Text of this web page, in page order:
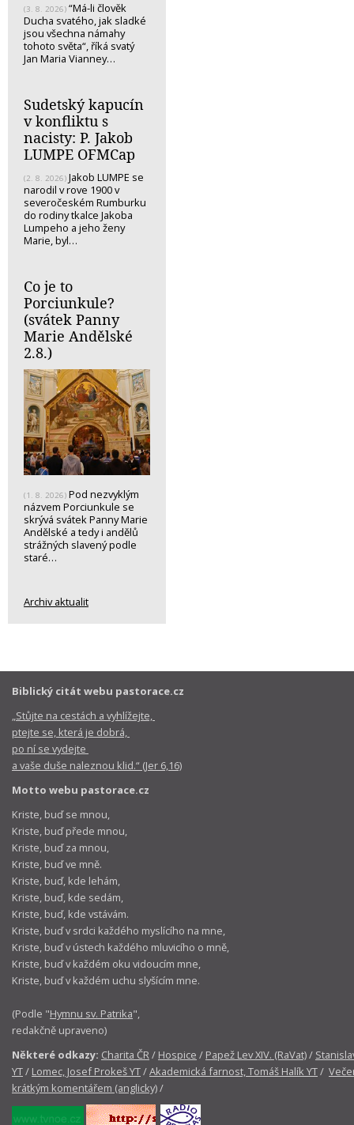
(3. 8. 2026) “Má-li člověk
Ducha svatého, jak sladké
jsou všechna námahy
tohoto světa“, říká svatý
Jan Maria Vianney…
Sudetský kapucín
v konfliktu s
nacisty: P. Jakob
LUMPE OFMCap
(2. 8. 2026) Jakob LUMPE se
narodil v rove 1900 v
severočeském Rumburku
do rodiny tkalce Jakoba
Lumpeho a jeho ženy
Marie, byl…
Co je to
Porciunkule?
(svátek Panny
Marie Andělské
2.8.)
(1. 8. 2026) Pod nezvyklým
názvem Porciunkule se
skrývá svátek Panny Marie
Andělské a tedy i andělů
strážných slavený podle
staré…
Archiv aktualit
Biblický citát webu pastorace.cz
„Stůjte na cestách a vyhlížejte,
ptejte se, která je dobrá,
po ní se vydejte
a vaše duše naleznou klid.“ (Jer 6,16)
Motto webu pastorace.cz
Kriste, buď se mnou,
Kriste, buď přede mnou,
Kriste, buď za mnou,
Kriste, buď ve mně.
Kriste, buď, kde lehám,
Kriste, buď, kde sedám,
Kriste, buď, kde vstávám.
Kriste, buď v srdci každého myslícího na mne,
Kriste, buď v ústech každého mluvicího o mně,
Kriste, buď v každém oku vidoucím mne,
Kriste, buď v každém uchu slyšícím mne.
(Podle "Hymnu sv. Patrika",
redakčně upraveno)
Některé odkazy: Charita ČR/ Hospice / Papež Lev XIV. (RaVat)/
YT/ Lomec, Josef Prokeš YT/Akademická farnost, Tomáš Halík YT/
krátkým komentářem (anglicky)/